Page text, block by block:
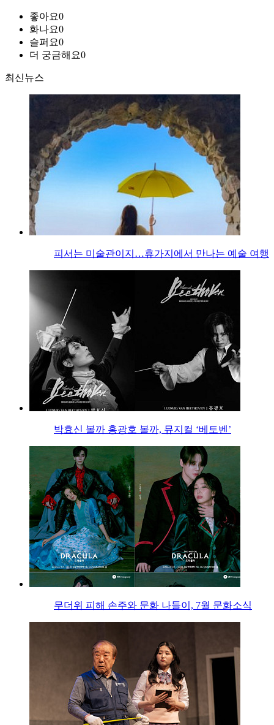
좋아요0
화나요0
슬퍼요0
더 궁금해요0
최신뉴스
피서는 미술관이지…휴가지에서 만나는 예술 여행
박효신 볼까 홍광호 볼까, 뮤지컬 ‘베토벤’
무더위 피해 손주와 문화 나들이, 7월 문화소식